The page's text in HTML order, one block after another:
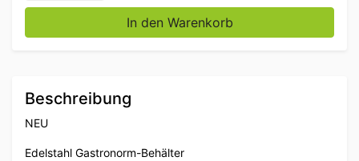
In den Warenkorb
Beschreibung
NEU
Edelstahl Gastronorm-Behälter